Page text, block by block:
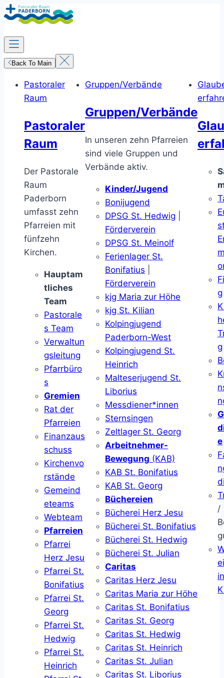
Zum
Inhalt
springen
Back To Main
Pastoraler
Raum
Pastoraler
Raum
Der Pastorale
Raum
Paderborn
umfasst zehn
Pfarreien mit
fünfzehn
Kirchen.
Hauptam
tliches
Team
Pastorale
s Team
Verwaltun
gsleitung
Pfarrbüro
s
Gremien
Rat der
Pfarreien
Finanzaus
schuss
Kirchenvo
rstände
Gemeind
eteams
Webteam
Pfarreien
Pfarrei
Herz Jesu
Pfarrei St.
Bonifatius
Pfarrei St.
Georg
Pfarrei St.
Hedwig
Pfarrei St.
Heinrich
Gruppen/Verbände
Gruppen/Verbände
In unseren zehn Pfarreien
sind viele Gruppen und
Verbände aktiv.
Kinder/Jugend
Bonijugend
DPSG St. Hedwig
Förderverein
DPSG St. Meinolf
Ferienlager St.
Bonifatius
Förderverein
kjg Maria zur Höhe
kjg St. Kilian
Kolpingjugend
Paderborn-West
Kolpingjugend St.
Heinrich
Malteserjugend St.
Liborius
Messdiener*innen
Sternsingen
Zeltlager St. Georg
Arbeitnehmer-
Bewegung (KAB)
KAB St. Bonifatius
KAB St. Georg
Büchereien
Bücherei Herz Jesu
Bücherei St. Bonifatius
Bücherei St. Hedwig
Bücherei St. Julian
Caritas
Caritas Herz Jesu
Caritas Maria zur Höhe
Caritas St. Bonifatius
Caritas St. Georg
Caritas St. Hedwig
Caritas St. Heinrich
Caritas St. Julian
Caritas St. Liborius
g
g
e
/